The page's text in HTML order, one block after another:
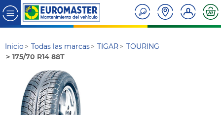
Inicio Todas las marcas TIGAR
TOURING
175/70 R14 88T